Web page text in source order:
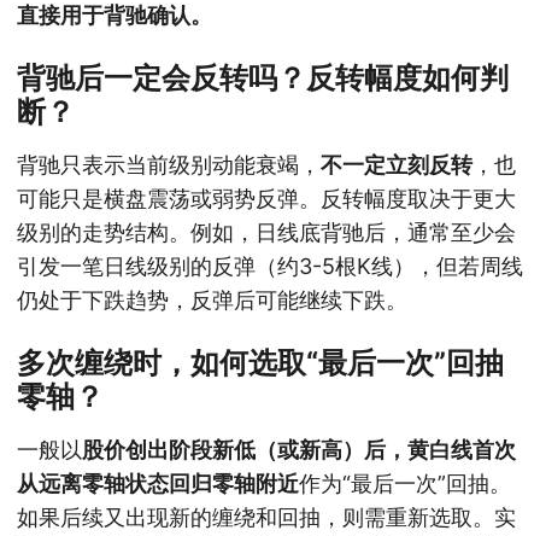
直接用于背驰确认。
背驰后一定会反转吗？反转幅度如何判
断？
背驰只表示当前级别动能衰竭， 不一定立刻反转，也
可能只是横盘震荡或弱势反弹。反转幅度取决于更大
级别的走势结构。例如，日线底背驰后，通常至少会
引发一笔日线级别的反弹（约3-5根K线），但若周线
仍处于下跌趋势，反弹后可能继续下跌。
多次缠绕时，如何选取“最后一次”回抽
零轴？
一般以股价创出阶段新低（或新高）后，黄白线首次
从远离零轴状态回归零轴附近作为“最后一次”回抽。
如果后续又出现新的缠绕和回抽，则需重新选取。实